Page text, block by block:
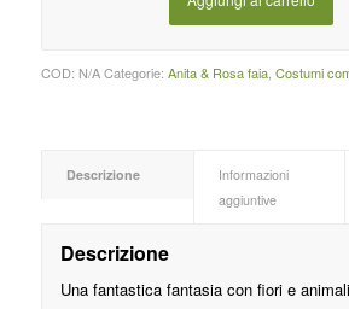
COD: N/A Categorie: Anita & Rosa faia, Costumi
Descrizione
Informazioni
aggiuntive
Descrizione
Una fantastica fantasia con fiori e